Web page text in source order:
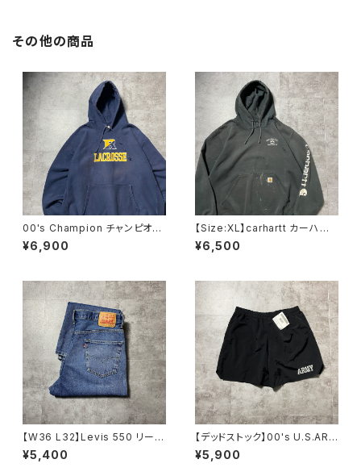
その他の商品
00's Champion チャンピオ
ン リバースウィーブ ラクロ
ス プリント 2XLサイズ ネ
¥6,900
【Size:XL】carhartt カーハー
ト 刺繍企業ロゴ アームプリ
ント グッドダメージ ダークグ
¥6,500
【W36 L32】Levis 550 リーバ
イス ジッパーフライ バギ
ー テーパード 140周年 デ
¥5,400
【デッドストック】00's U.S.ARM
Y アメリカ陸軍 ミリタリー ナ
イロンショーツ トレーニングパ
¥5,900